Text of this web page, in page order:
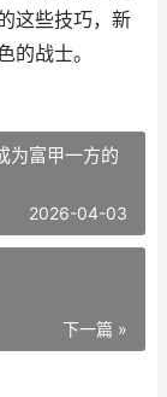
这些技巧，新
的战士。
为富甲一方的
2026-04-03
下一篇 »